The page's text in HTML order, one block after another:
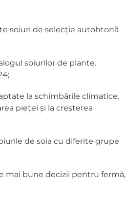
soiuri de selecție autohtonă
soiurilor de plante.
la schimbările climatice.
pieței și la creșterea
de soia cu diferite grupe
mai bune decizii pentru fermă,